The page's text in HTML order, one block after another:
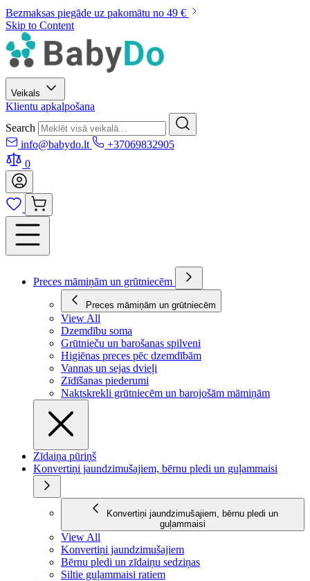
Bezmaksas piegāde uz pakomātu no 49 €
Skip to Content
Veikals
Klientu apkalpošana
Search
info@babydo.lt
+37069832905
0
Preces māmiņām un grūtniecēm
Preces māmiņām un grūtniecēm
View All
Dzemdību soma
Grūtnieču un barošanas spilveni
Higiēnas preces pēc dzemdībām
Vannas un sejas dvieļi
Zīdīšanas piederumi
Naktskrekli grūtniecēm un barojošām māmiņām
Zīdaiņa pūriņš
Konvertiņi jaundzimušajiem, bērnu pledi un guļammaisi
Konvertiņi jaundzimušajiem, bērnu pledi un
guļammaisi
View All
Konvertiņi jaundzimušajiem
Bērnu pledi un zīdaiņu sedziņas
Siltie guļammaisi ratiem